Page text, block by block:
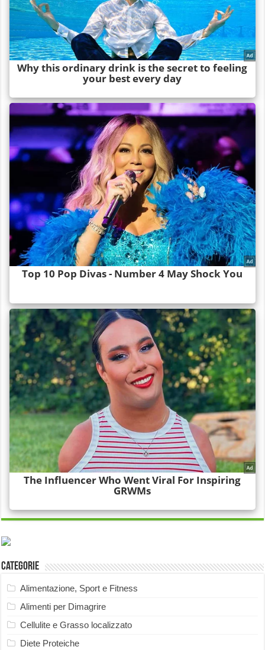
Categorie
Alimentazione, Sport e Fitness
Alimenti per Dimagrire
Cellulite e Grasso localizzato
Diete Proteiche